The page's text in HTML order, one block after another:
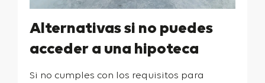
Alternativas si no puedes
acceder a una hipoteca
Si no cumples con los requisitos para